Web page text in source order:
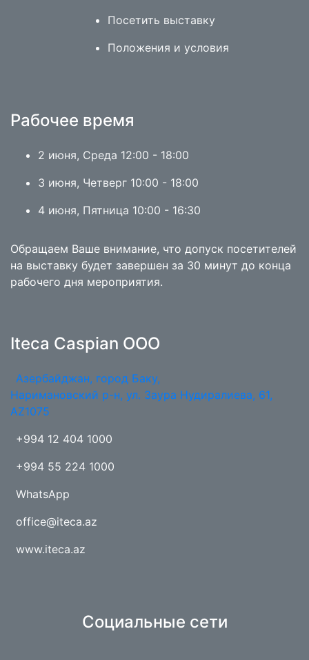
Посетить выставку
Положения и условия
Рабочее время
2 июня, Среда 12:00 - 18:00
3 июня, Четверг 10:00 - 18:00
4 июня, Пятница 10:00 - 16:30
Обращаем Ваше внимание, что допуск посетителей
на выставку будет завершен за 30 минут до конца
рабочего дня мероприятия.
Iteca Caspian OOO
Азербайджан, город Баку,
Наримановский р-н, ул. Заура Нудиралиева, 61,
AZ1075
+994 12 404 1000
+994 55 224 1000
WhatsApp
office@iteca.az
www.iteca.az
Социальные сети